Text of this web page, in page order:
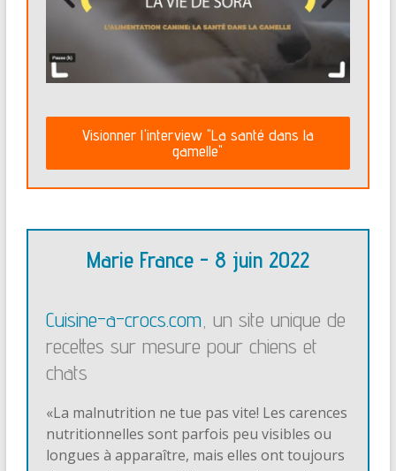
Visionner l'interview "La santé dans la
gamelle"
Marie France - 8 juin 2022
Cuisine-a-crocs.com, un site unique de
recettes sur mesure pour chiens et
chats
«La malnutrition ne tue pas vite! Les carences
nutritionnelles sont parfois peu visibles ou
longues à apparaître, mais elles ont toujours